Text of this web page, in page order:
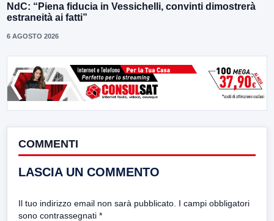
NdC: “Piena fiducia in Vessichelli, convinti dimostrerà
estraneità ai fatti”
6 AGOSTO 2026
COMMENTI
LASCIA UN COMMENTO
Il tuo indirizzo email non sarà pubblicato. I campi obbligatori
sono contrassegnati *